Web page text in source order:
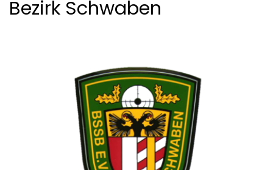
Bezirk Schwaben